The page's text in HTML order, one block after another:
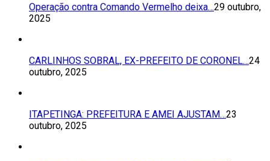
Operação contra Comando Vermelho deixa…29 outubro,
2025
CARLINHOS SOBRAL, EX-PREFEITO DE CORONEL…24
outubro, 2025
ITAPETINGA: PREFEITURA E AMEI AJUSTAM…23
outubro, 2025